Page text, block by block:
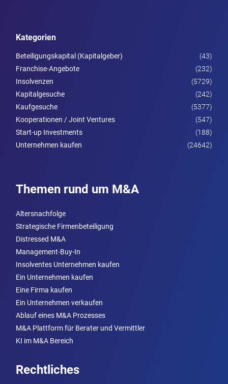
Kategorien
Beteiligungskapital (Kapitalgeber)
(43)
Franchise-Angebote
(232)
Insolvenzen
(5729)
Kapitalgesuche
(242)
Kaufgesuche
(5377)
Kooperationen / Joint Ventures
(547)
Start-up Investments
(188)
Unternehmen kaufen
(24642)
Themen rund um M&A
Altersnachfolge
Strategische Firmenbeteiligung
Distressed M&A
Management-Buy-In
Insolventes Unternehmen kaufen
Ein Unternehmen kaufen
Eine Firma kaufen
Ein Unternehmen verkaufen
Ablauf eines M&A Prozesses
M&A Plattform für Berater und Vermittler
KI im M&A Bereich
Rechtliches